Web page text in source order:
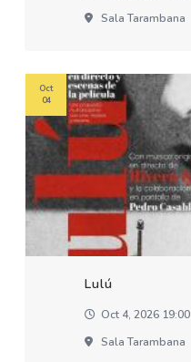
Sala Tarambana
Lulú
Oct 4, 2026 19:00
Sala Tarambana
Oct
04